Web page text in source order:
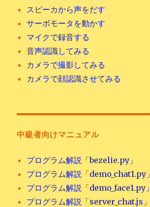
スピーカから声をだす
サーボモータを動かす
マイクで録音する
音声認識してみる
カメラで撮影してみる
カメラで顔認識させてみる
中級者向けマニュアル
プログラム解説「bezelie.py」
プログラム解説「demo_chat1.py」
プログラム解説「demo_face1.py」
プログラム解説「server_chat.js」